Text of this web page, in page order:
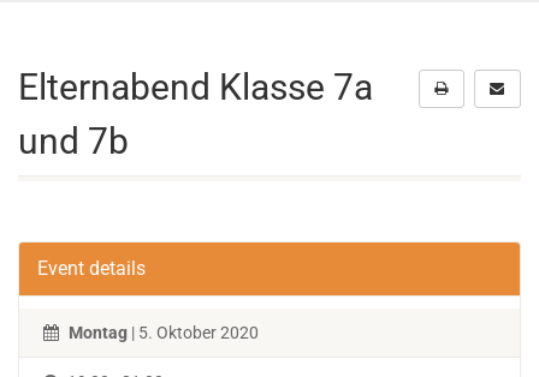
Elternabend Klasse 7a
und 7b
Event details
Montag | 5. Oktober 2020